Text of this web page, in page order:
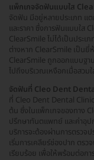
แพ็กเกจจัดฟันแบบใส
จัดฟัน มีอยู่หลายประเภท แต
และราคา ซึ่งการฟันแบบใส
ClearSmile ไม่ได้เป็นประ
ต่างหาก ClearSmile เป็นยี่
ClearSmile ถูกออกแบบฐ
ไปถึงบริเวณเหงือกเมื่อสวม
จัดฟันที่ Cleo Dent
ที่ Cleo Dent Dental
ต้น ซึ่งในแพ็กเกจของทาง
ปรึกษาทันตแพทย์ และค่าอุป
บริการจะต้องผ่านการตรว
เริ่มการเคลียร์ช่องปาก ต
เรียบร้อย เพื่อให้พร้อมต่อก